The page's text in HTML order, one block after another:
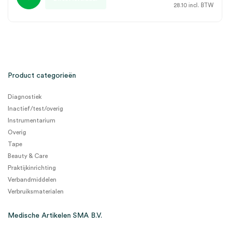
28.10 incl. BTW
Product categorieën
Diagnostiek
Inactief/test/overig
Instrumentarium
Overig
Tape
Beauty & Care
Praktijkinrichting
Verbandmiddelen
Verbruiksmaterialen
Medische Artikelen SMA B.V.